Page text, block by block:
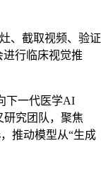
、截取视频、验证
进行临床视觉推
下一代医学AI
研究团队，聚焦
，推动模型从“生成